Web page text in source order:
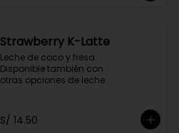
Strawberry K-Latte
Leche de coco y fresa.
Disponible también con
otras opciones de leche.
S/ 14.50